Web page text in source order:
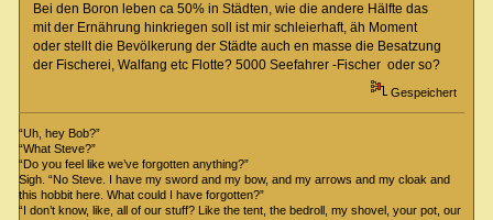
Bei den Boron leben ca 50% in Städten, wie die andere Hälfte das
mit der Ernährung hinkriegen soll ist mir schleierhaft, äh Moment
oder stellt die Bevölkerung der Städte auch en masse die Besatzung
der Fischerei, Walfang etc Flotte? 5000 Seefahrer -Fischer oder so?
Gespeichert
“Uh, hey Bob?”
“What Steve?”
“Do you feel like we’ve forgotten anything?”
Sigh. “No Steve. I have my sword and my bow, and my arrows and my cloak and
this hobbit here. What could I have forgotten?”
“I don’t know, like, all of our stuff? Like the tent, the bedroll, my shovel, your pot, our